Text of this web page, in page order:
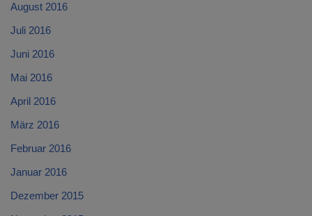
August 2016
Juli 2016
Juni 2016
Mai 2016
April 2016
März 2016
Februar 2016
Januar 2016
Dezember 2015